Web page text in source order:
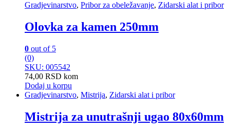
Gradjevinarstvo, Pribor za obeležavanje, Zidarski alat i pribor
Olovka za kamen 250mm
0 out of 5
(0)
SKU: 005542
74,00 RSD kom
Dodaj u korpu
Gradjevinarstvo, Mistrija, Zidarski alat i pribor
Mistrija za unutrašnji ugao 80x60mm